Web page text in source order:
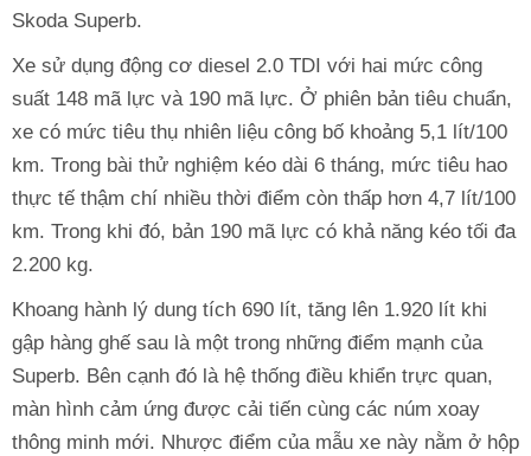
Skoda Superb.
Xe sử dụng động cơ diesel 2.0 TDI với hai mức công
suất 148 mã lực và 190 mã lực. Ở phiên bản tiêu chuẩn,
xe có mức tiêu thụ nhiên liệu công bố khoảng 5,1 lít/100
km. Trong bài thử nghiệm kéo dài 6 tháng, mức tiêu hao
thực tế thậm chí nhiều thời điểm còn thấp hơn 4,7 lít/100
km. Trong khi đó, bản 190 mã lực có khả năng kéo tối đa
2.200 kg.
Khoang hành lý dung tích 690 lít, tăng lên 1.920 lít khi
gập hàng ghế sau là một trong những điểm mạnh của
Superb. Bên cạnh đó là hệ thống điều khiển trực quan,
màn hình cảm ứng được cải tiến cùng các núm xoay
thông minh mới. Nhược điểm của mẫu xe này nằm ở hộp